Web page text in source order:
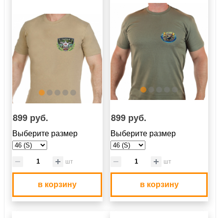
899 руб.
Выберите размер
шт
в корзину
899 руб.
Выберите размер
шт
в корзину